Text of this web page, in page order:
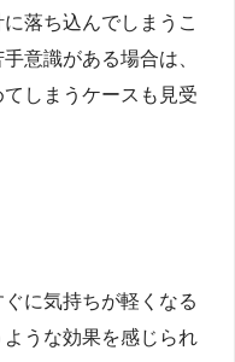
落ち込んでしまうこ
意識がある場合は、
しまうケースも見受
に気持ちが軽くなる
うな効果を感じられ